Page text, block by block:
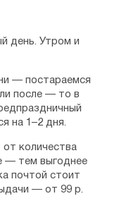
день. Утром и
— постараемся
после — то в
на 1–2 дня.
количества
— тем выгоднее
почтой стоит
— от 99 р.